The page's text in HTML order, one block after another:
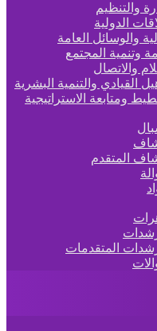
والتنظيم
الدولية
والوسائل العامة
وتنمية المجتمع
والاتصال
القيادي والتنمية البشرية
ومتابعة الاستراتيجية
المتقدم
المتقدمات